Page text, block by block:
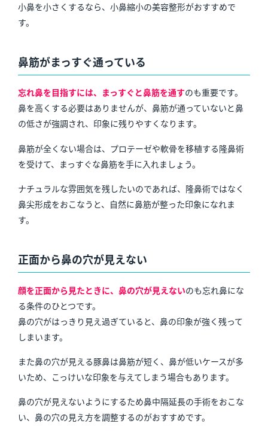
小鼻を小さくするなら、小鼻縮小の美容整形がおすすめで
す。
鼻筋がまっすぐ通っている
忘れ鼻を目指すには、まっすぐと鼻筋を通すのも重要です。
鼻を高くする必要はありませんが、鼻筋が通っていないと鼻
の低さが強調され、印象に残りやすくなります。
鼻筋が全くない場合は、プロテーゼや軟骨を移植する隆鼻術
を受けて、まっすぐな鼻筋を手に入れましょう。
ナチュラルな雰囲気を残したいのであれば、隆鼻術ではなく
鼻尖形成をおこなうと、自然に鼻筋が整った印象になれま
す。
正面から鼻の穴が見えない
顔を正面から見たときに、鼻の穴が見えないのも忘れ鼻にな
る条件のひとつです。
鼻の穴がはっきり見え過ぎていると、鼻の印象が強く残って
しまいます。
また鼻の穴が見える豚鼻は鼻筋が短く、鼻が低いケースが多
いため、こっけいな印象を与えてしまう場合もあります。
鼻の穴が見えないようにするため鼻中隔延長の手術をおこな
い、鼻の穴の見え方を調整するのがおすすめです。